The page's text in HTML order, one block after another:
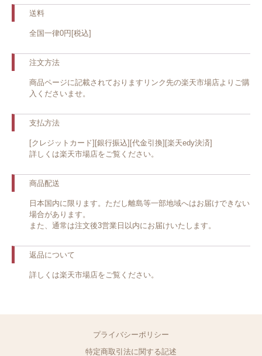
送料
全国一律0円[税込]
注文方法
商品ページに記載されておりますリンク先の楽天市場店よりご購
入くださいませ。
支払方法
[クレジットカード][銀行振込][代金引換][楽天edy決済]
詳しくは楽天市場店をご覧ください。
商品配送
日本国内に限ります。ただし離島等一部地域へはお届けできない
場合があります。
また、通常は注文後3営業日以内にお届けいたします。
返品について
詳しくは楽天市場店をご覧ください。
プライバシーポリシー
特定商取引法に関する記述